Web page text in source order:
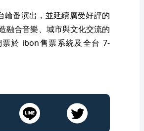
輪番演出，並延續廣受好評的
融合音樂、城市與文化交流的
於 ibon售票系統及全台 7-